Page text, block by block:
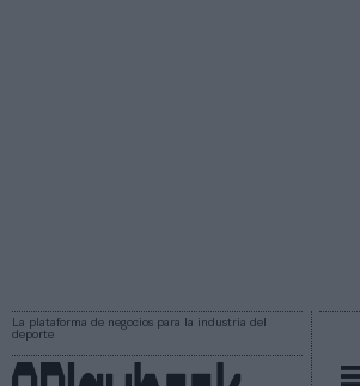
La plataforma de negocios para la industria del
deporte